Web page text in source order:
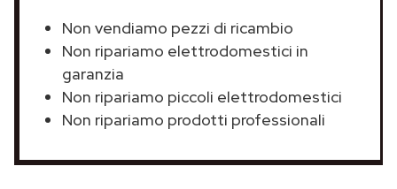
Non vendiamo pezzi di ricambio
Non ripariamo elettrodomestici in
garanzia
Non ripariamo piccoli elettrodomestici
Non ripariamo prodotti professionali